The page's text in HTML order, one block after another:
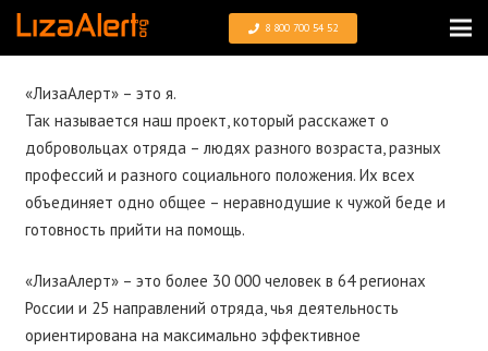
8 800 700 54 52
«ЛизаАлерт» – это я.
Так называется наш проект, который расскажет о
добровольцах отряда – людях разного возраста, разных
профессий и разного социального положения. Их всех
объединяет одно общее – неравнодушие к чужой беде и
готовность прийти на помощь.
«ЛизаАлерт» – это более 30 000 человек в 64 регионах
России и 25 направлений отряда, чья деятельность
ориентирована на максимально эффективное